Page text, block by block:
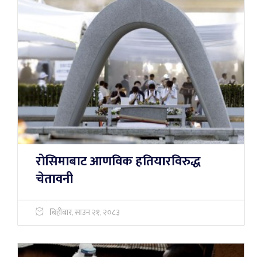
रोसिमाबाट आणविक हतियारविरुद्ध
चेतावनी
बिहीबार, साउन २१, २०८३